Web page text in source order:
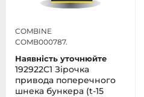
COMBINE
COMB000787.
Наявність уточнюйте
192922C1 Зірочка
привода поперечного
шнека бункера (t-15